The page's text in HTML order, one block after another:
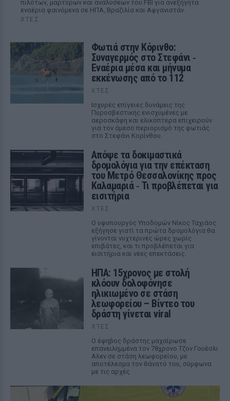
πιλότων, μαρτύρων και αναλύσεων του FBI για ανεξήγητα
εναέρια φαινόμενα σε ΗΠΑ, Βραζιλία και Αφγανιστάν.
ΧΤΕΣ
Φωτιά στην Κόρινθο:
Συναγερμός στο Στεφάνι ‑
Εναέρια μέσα και μήνυμα
εκκένωσης από το 112
ΧΤΕΣ
Ισχυρές επίγειες δυνάμεις της
Πυροσβεστικής ενισχυμένες με
αεροσκάφη και ελικόπτερα επιχειρούν
για τον άμεσο περιορισμό της φωτιάς
στο Στεφάνι Κορίνθου.
Απόψε τα δοκιμαστικά
δρομολόγια για την επέκταση
του Μετρό Θεσσαλονίκης προς
Καλαμαριά ‑ Τι προβλέπεται για
εισιτήρια
ΧΤΕΣ
Ο υφυπουργός Υποδομών Νίκος Ταχιάος
εξήγησε γιατί τα πρώτα δρομολόγια θα
γίνονται νυχτερινές ώρες χωρίς
επιβάτες, και τι προβλέπεται για
εισιτήρια και νέες επεκτάσεις.
ΗΠΑ: 15χρονος με στολή
κλόουν δολοφόνησε
ηλικιωμένο σε στάση
λεωφορείου – Βίντεο του
δράστη γίνεται viral
ΧΤΕΣ
Ο έφηβος δράστης μαχαίρωσε
επανειλημμένα τον 78χρονο Τζον Γουέσλι
Αλεν σε στάση λεωφορείου, με
αποτέλεσμα τον θάνατό του, σύμφωνα
με τις αρχές